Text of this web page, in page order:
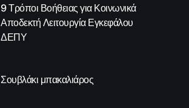
9 Τρόποι Βοήθειας για Κοινωνικά
Αποδεκτή Λειτουργία Εγκεφάλου
ΔΕΠΥ
Σουβλάκι μπακαλιάρος